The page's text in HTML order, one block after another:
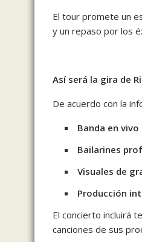
El tour promete un
y un repaso por los
Así será la gira de
De acuerdo con la
Banda en vivo
Bailarines
Visuales de
Producción
El concierto incluirá
canciones de sus